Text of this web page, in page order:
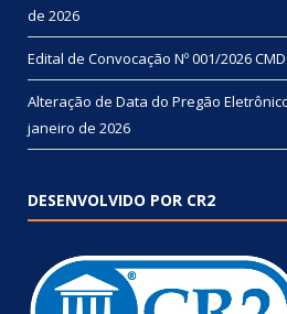
de 2026
Edital de Convocação Nº 001/2026
Alteração de Data do Pregão Eletrônico
janeiro de 2026
DESENVOLVIDO POR CR2